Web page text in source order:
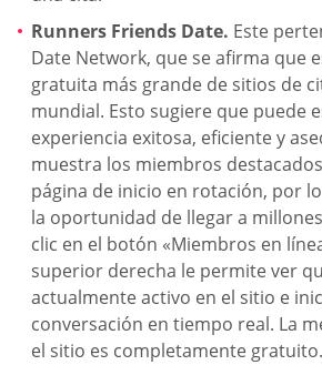
Runners Friends Date. Este
Date Network, que se afirma que
gratuita más grande de sitios de
mundial. Esto sugiere que puede
experiencia exitosa, eficiente y
muestra los miembros
página de inicio en rotación, por
la oportunidad de llegar a
clic en el botón «Miembros en
superior derecha le permite ver
actualmente activo en el sitio e
conversación en tiempo real. La
el sitio es completamente gratuito.